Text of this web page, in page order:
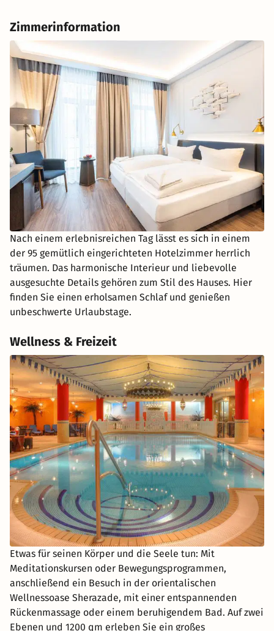
Zimmerinformation
Nach einem erlebnisreichen Tag lässt es sich in einem
der 95 gemütlich eingerichteten Hotelzimmer herrlich
träumen. Das harmonische Interieur und liebevolle
ausgesuchte Details gehören zum Stil des Hauses. Hier
finden Sie einen erholsamen Schlaf und genießen
unbeschwerte Urlaubstage.
Wellness & Freizeit
Etwas für seinen Körper und die Seele tun: Mit
Meditationskursen oder Bewegungsprogrammen,
anschließend ein Besuch in der orientalischen
Wellnessoase Sherazade, mit einer entspannenden
Rückenmassage oder einem beruhigendem Bad. Auf zwei
Ebenen und 1200 qm erleben Sie ein großes